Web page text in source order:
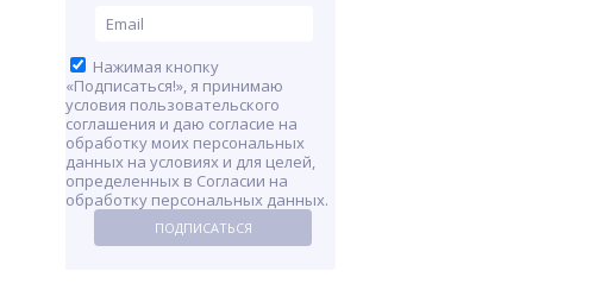
Нажимая кнопку
«Подписаться!», я принимаю
условия пользовательского
соглашения и даю согласие на
обработку моих персональных
данных на условиях и для целей,
определенных в Согласии на
обработку персональных данных.
ПОДПИСАТЬСЯ